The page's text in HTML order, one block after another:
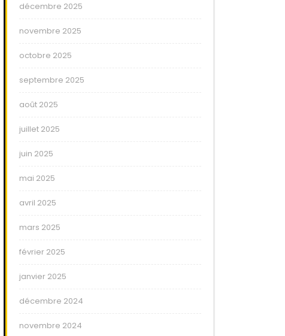
décembre 2025
novembre 2025
octobre 2025
septembre 2025
août 2025
juillet 2025
juin 2025
mai 2025
avril 2025
mars 2025
février 2025
janvier 2025
décembre 2024
novembre 2024